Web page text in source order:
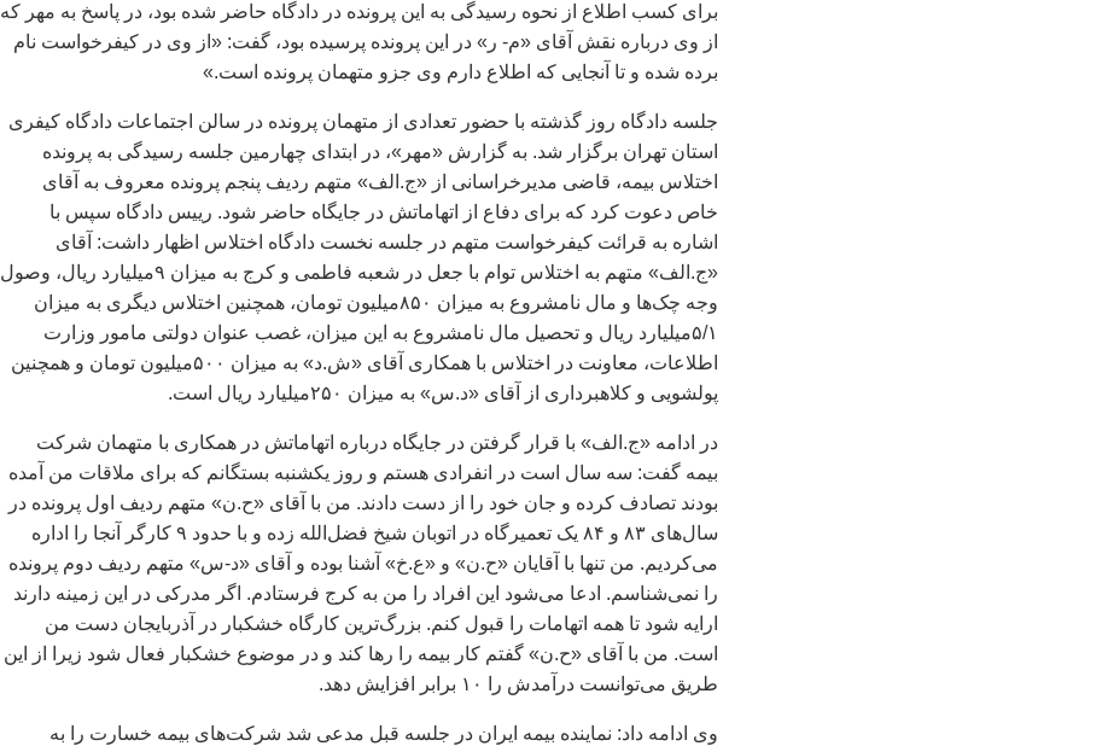
برای کسب اطلاع از نحوه رسيدگی به اين پرونده در دادگاه حاضر شده بود، در پاسخ به مهر که
از وی درباره نقش آقای «م- ر» در اين پرونده پرسيده بود، گفت: «از وی در کيفرخواست نام
برده شده و تا آنجايی که اطلاع دارم وی جزو متهمان پرونده است.»
جلسه دادگاه روز گذشته با حضور تعدادی از متهمان پرونده در سالن اجتماعات دادگاه کيفری
استان تهران برگزار شد. به گزارش «مهر»، در ابتدای چهارمين جلسه رسيدگی به پرونده
اختلاس بيمه، قاضی مديرخراسانی از «ج.الف» متهم رديف پنجم پرونده معروف به آقای
خاص دعوت کرد که برای دفاع از اتهاماتش در جايگاه حاضر شود. رييس دادگاه سپس با
اشاره به قرائت کيفرخواست متهم در جلسه نخست دادگاه اختلاس اظهار داشت: آقای
«ج.الف» متهم به اختلاس توام با جعل در شعبه فاطمی و کرج به ميزان ۹‌ميليارد ريال، وصول
وجه چک‌ها و مال نامشروع به ميزان ۸۵۰‌ميليون تومان، همچنين اختلاس ديگری به ميزان
۵/۱‌ميليارد ريال و تحصيل مال نامشروع به اين ميزان، غصب عنوان دولتی مامور وزارت
اطلاعات، معاونت در اختلاس با همکاری آقای «ش.د» به ميزان ۵۰۰‌ميليون تومان و همچنين
پولشويی و کلاهبرداری از آقای «د.س» به ميزان ۲۵۰‌ميليارد ريال است.
در ادامه «ج.الف» با قرار گرفتن در جايگاه درباره اتهاماتش در همکاری با متهمان شرکت
بيمه گفت: سه سال است در انفرادی هستم و روز يکشنبه بستگانم که برای ملاقات من آمده
بودند تصادف کرده و جان خود را از دست دادند. من با آقای «ح.ن» متهم رديف اول پرونده در
سال‌های ۸۳ و ۸۴ يک تعميرگاه در اتوبان شيخ‌ فضل‌الله زده و با حدود ۹ کارگر آنجا را اداره
می‌کرديم. من تنها با آقايان «ح.ن» و «ع.خ» آشنا بوده و آقای «د-س» متهم رديف دوم پرونده
را نمی‌شناسم. ادعا می‌شود اين افراد را من به کرج فرستادم. اگر مدرکی در اين زمينه دارند
ارايه شود تا همه اتهامات را قبول کنم. بزرگ‌ترين کارگاه خشکبار در آذربايجان دست من
است. من با آقای «ح.ن» گفتم کار بيمه را رها کند و در موضوع خشکبار فعال شود زيرا از اين
طريق می‌توانست درآمدش را ۱۰ برابر افزايش دهد.
وی ادامه داد: نماينده بيمه ايران در جلسه قبل مدعی شد شرکت‌های بيمه خسارت را به